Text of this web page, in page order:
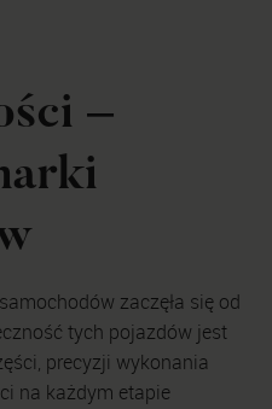
–
zaczęła się od
tych pojazdów jest
precyzji wykonania
na każdym etapie